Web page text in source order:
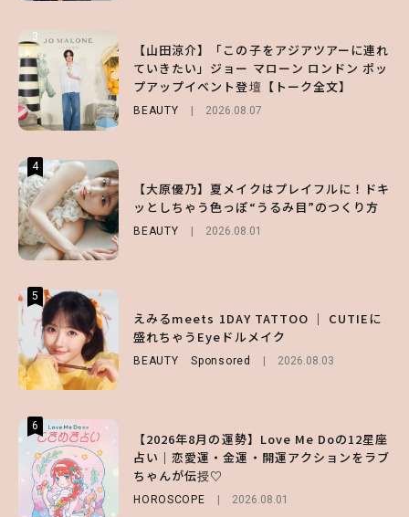
3
【山田涼介】「この子をアジアツアーに連れ
ていきたい」ジョー マローン ロンドン ポッ
プアップイベント登壇【トーク全文】
BEAUTY 2026.08.07
4
【大原優乃】夏メイクはプレイフルに！ドキ
ッとしちゃう色っぽ“うるみ目”のつくり方
BEAUTY 2026.08.01
5
えみるmeets 1DAY TATTOO ｜ CUTIEに
盛れちゃうEyeドルメイク
BEAUTY Sponsored 2026.08.03
6
【2026年8月の運勢】Love Me Doの12星座
占い｜恋愛運・金運・開運アクションをラブ
ちゃんが伝授♡
HOROSCOPE 2026.08.01
3
【森香澄】理想のスタイルはどう作る？体型
キープの秘訣や夏の過ごし方など独占インタ
ビュー！
ENTERTAINMENT 2026.07.31
4
【スタバ】約160通りのカスタマイズができ
る⁉ 39店舗限定『My フルーツ³ フラペチー
ノ®』を徹底レポ♡
5
【SNIDEL】長濱ねるとロマンティックトラ
ッドな秋はじめ｜2026秋の新作コーデ4選
FASHION Sponsored 2026.07.10
6
【ALD1】グループの魅力＆素顔に迫る♡ 一
問一答をお届け！【sweet web独占】
3
【谷まりあ】夏は“シアースカート”でさり
げなく肌見せ！透け感のニュアンスを楽しめ
るマストハブアイテム4選
FASHION 2026.07.19
4
【ハローキティ】がスシローと初コラボ♡
第1弾の気になるメニュー＆限定グッズを総
チェック！
5
【夏ヘアのくずれ・うねりに】ヘアメイク夢
月直伝♡ ドライシャンプー「バティスト」
を使ったプロ級スタイリング3選
Sponsored
6
【GU】夏の“主役級”アイテム決定！ヘルシ
ー＆可愛すぎる「大人の肌見せ」トップス3
選
FASHION 2026.07.19